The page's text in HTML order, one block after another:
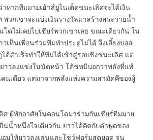
หากทีมมายเฮ้าส์ยูไนเต็ดชนะเลิศจะได้เงิน
พวกเขาจะแบ่งเงินรางวัลมาสร้างสระว่ายน้ำ
ดไม่เคยไปเชียร์พวกเขาเลย ขณะเดียวกัน ใน
เห็นเพื่อนร่วมทีมทำประตูไม่ได้ จึงเลี้ยงบอล
ด้สำเร็จทำให้ทีมได้เข้าสู่รอบชิงชนะเลิศ แต่
าวลงแข่งในนัดหน้า โค้ชหมีบอกว่าพลังที่แท้
นเดียว แต่มาจากพลังแห่งความสามัคคีของผู้
ผู้พักอาศัยในคอนโดมาร่วมกันเชียร์ทีมมาย
นน้ำหนึ่งใจเดียวกัน ยาวได้คิดกับคำพูดของ
มให้ยาวลงเล่นและโชว์ฟอร์มสุดยอด จน